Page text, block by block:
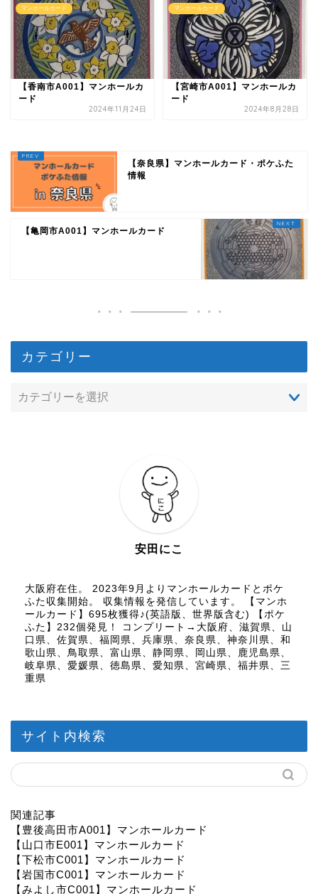
マンホールカード
【香南市A001】マンホールカ
ード
2024年11月24日
マンホールカード
【宮崎市A001】マンホールカ
ード
2024年8月28日
【奈良県】マンホールカード・ポケふた
情報
【亀岡市A001】マンホールカード
カテゴリー
安田にこ
大阪府在住。 2023年9月よりマンホールカードとポケ
ふた収集開始。 収集情報を発信しています。 【マンホ
ールカード】695枚獲得♪(英語版、世界版含む) 【ポケ
ふた】232個発見！ コンプリート→大阪府、滋賀県、山
口県、佐賀県、福岡県、兵庫県、奈良県、神奈川県、和
歌山県、鳥取県、富山県、静岡県、岡山県、鹿児島県、
岐阜県、愛媛県、徳島県、愛知県、宮崎県、福井県、三
重県
サイト内検索
関連記事
【豊後高田市A001】マンホールカード
【山口市E001】マンホールカード
【下松市C001】マンホールカード
【岩国市C001】マンホールカード
【みよし市C001】マンホールカード